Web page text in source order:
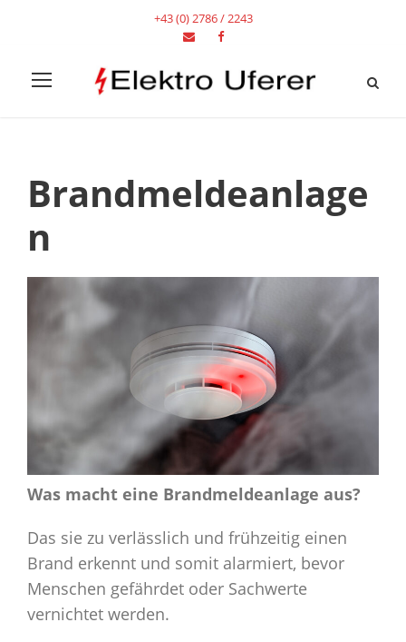
+43 (0) 2786 / 2243
Brandmeldeanlage
n
Was macht eine Brandmeldeanlage aus?
Das sie zu verlässlich und frühzeitig einen
Brand erkennt und somit alarmiert, bevor
Menschen gefährdet oder Sachwerte
vernichtet werden.